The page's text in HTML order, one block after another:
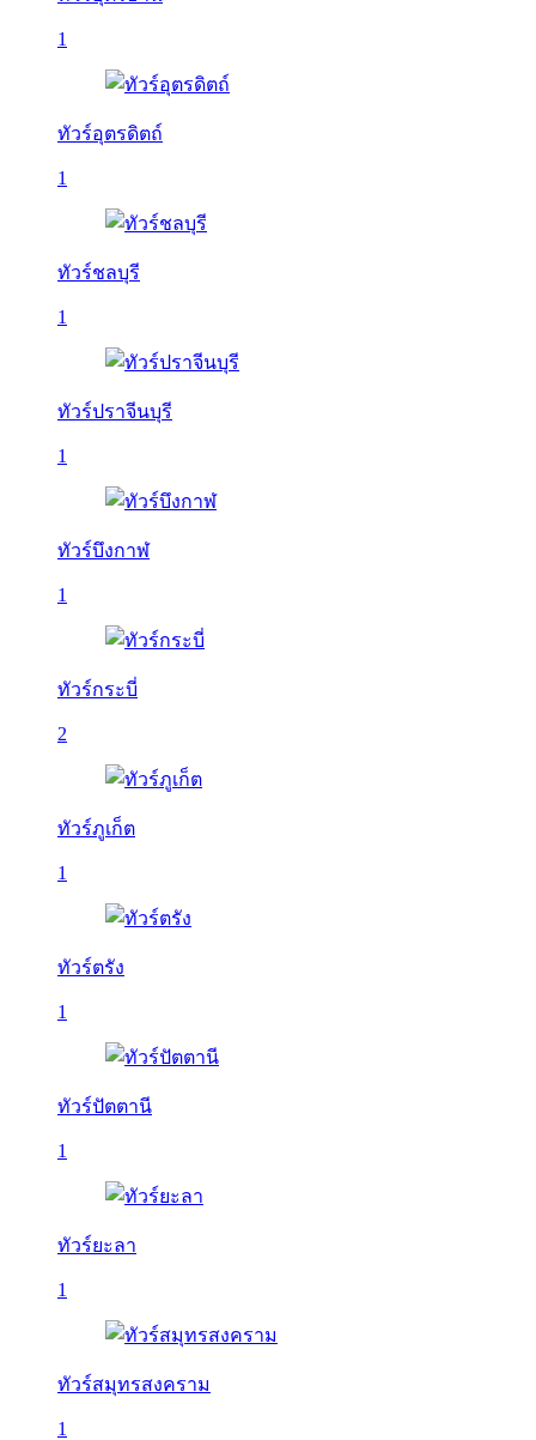
1
ทัวร์อุตรดิตถ์
1
ทัวร์ชลบุรี
1
ทัวร์ปราจีนบุรี
1
ทัวร์บึงกาฬ
1
ทัวร์กระบี่
2
ทัวร์ภูเก็ต
1
ทัวร์ตรัง
1
ทัวร์ปัตตานี
1
ทัวร์ยะลา
1
ทัวร์สมุทรสงคราม
1